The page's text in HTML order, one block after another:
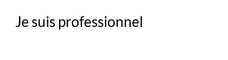
Je suis professionnel